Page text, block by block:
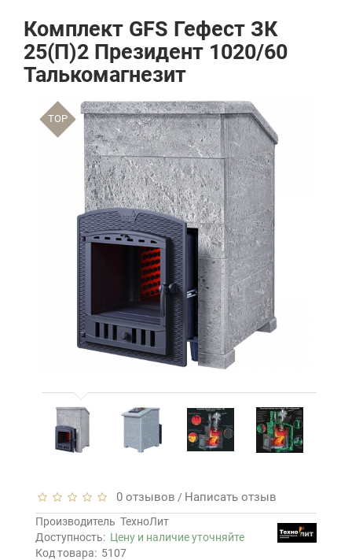
Комплект GFS Гефест ЗК
25(П)2 Президент 1020/60
Талькомагнезит
TOP
0 отзывов / Написать отзыв
Производитель ТехноЛит
Доступность: Цену и наличие уточняйте
Код товара: 5107